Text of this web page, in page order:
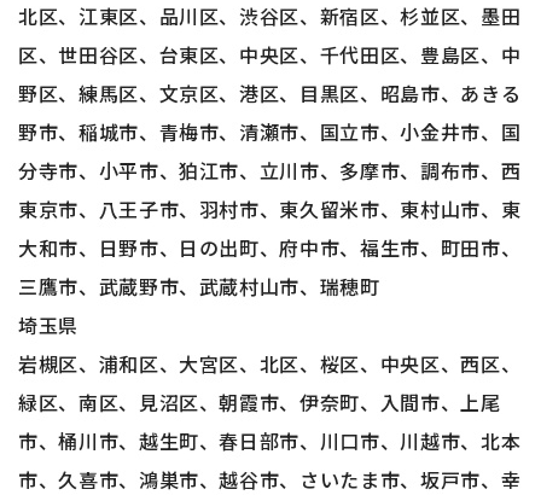
北区、江東区、品川区、渋谷区、新宿区、杉並区、墨田
区、世田谷区、台東区、中央区、千代田区、豊島区、中
野区、練馬区、文京区、港区、目黒区、昭島市、あきる
野市、稲城市、青梅市、清瀬市、国立市、小金井市、国
分寺市、小平市、狛江市、立川市、多摩市、調布市、西
東京市、八王子市、羽村市、東久留米市、東村山市、東
大和市、日野市、日の出町、府中市、福生市、町田市、
三鷹市、武蔵野市、武蔵村山市、瑞穂町
埼玉県
岩槻区、浦和区、大宮区、北区、桜区、中央区、西区、
緑区、南区、見沼区、朝霞市、伊奈町、入間市、上尾
市、桶川市、越生町、春日部市、川口市、川越市、北本
市、久喜市、鴻巣市、越谷市、さいたま市、坂戸市、幸